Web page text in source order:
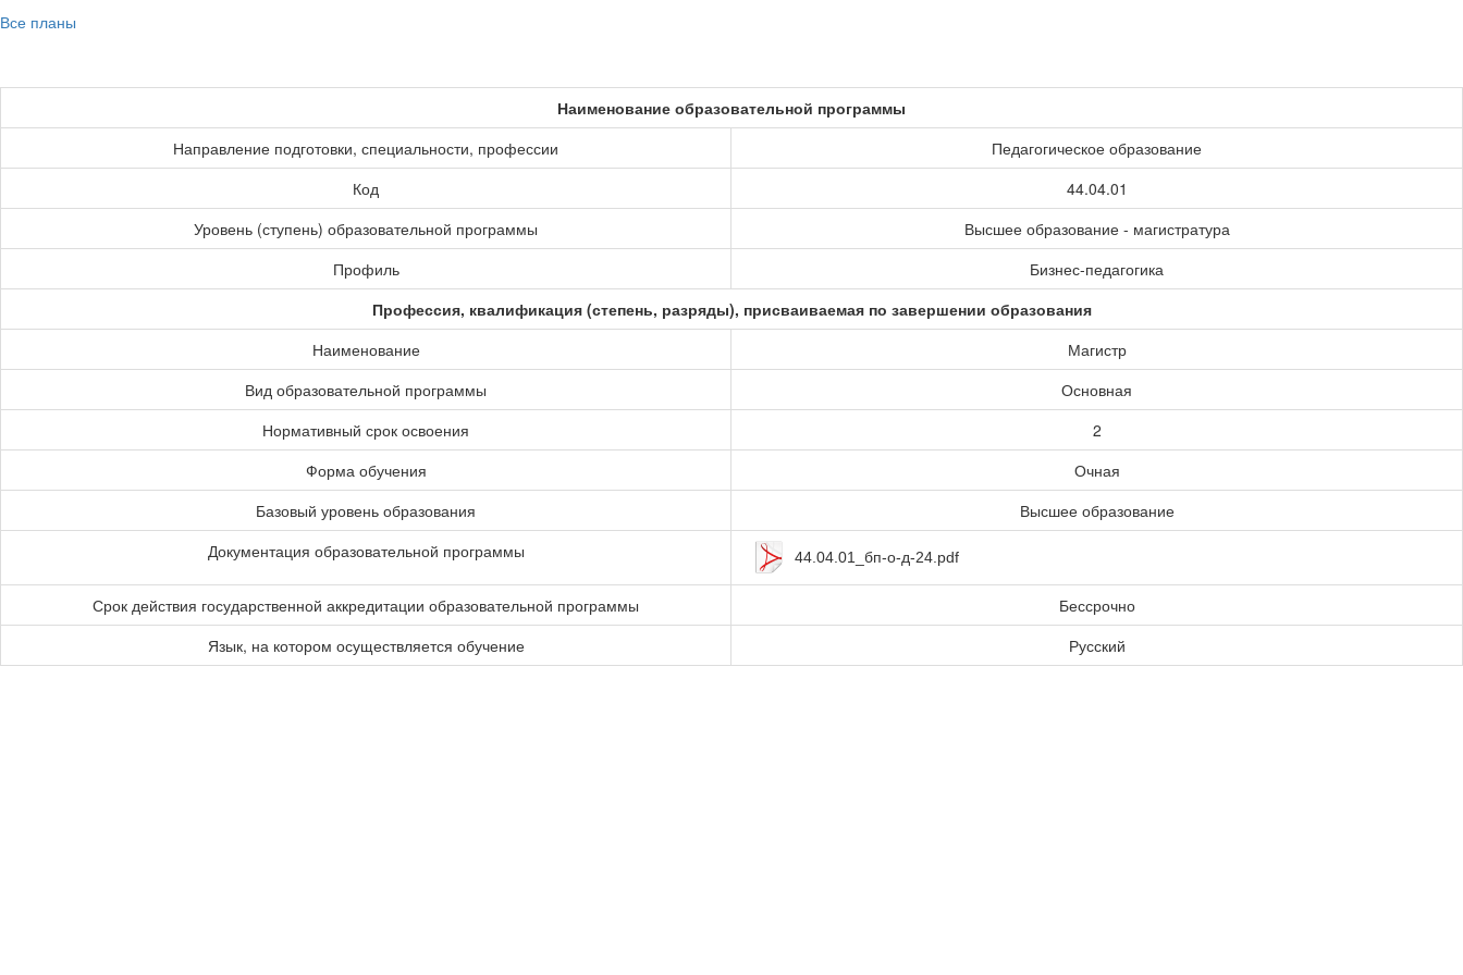
Все планы
Наименование образовательной программы
Направление подготовки, специальности, профессии
Педагогическое образование
Код
44.04.01
Уровень (ступень) образовательной программы
Высшее образование - магистратура
Профиль
Бизнес-педагогика
Профессия, квалификация (степень, разряды), присваиваемая по завершении образования
Наименование
Магистр
Вид образовательной программы
Основная
Нормативный срок освоения
2
Форма обучения
Очная
Базовый уровень образования
Высшее образование
Документация образовательной программы
44.04.01_бп-о-д-24.pdf
Срок действия государственной аккредитации образовательной программы
Бессрочно
Язык, на котором осуществляется обучение
Русский